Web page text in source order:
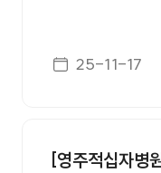
게시일자
25-11-17
[영주적십자병